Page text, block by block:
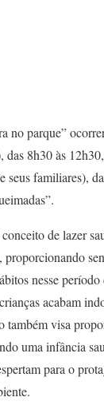
no parque”
das 8h30 às
seus familiares),
de lazer
nesse período
acabam
também visa
uma infância
para o